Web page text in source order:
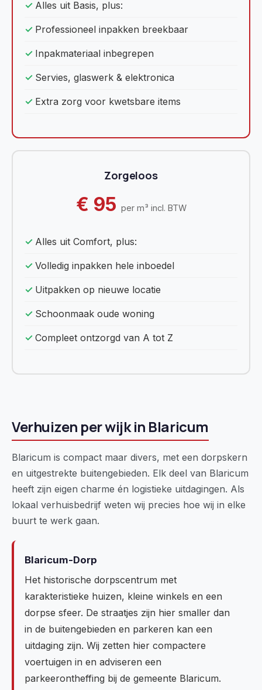
Alles uit Basis, plus:
Professioneel inpakken breekbaar
Inpakmateriaal inbegrepen
Servies, glaswerk & elektronica
Extra zorg voor kwetsbare items
Zorgeloos
€ 95 per m³ incl. BTW
Alles uit Comfort, plus:
Volledig inpakken hele inboedel
Uitpakken op nieuwe locatie
Schoonmaak oude woning
Compleet ontzorgd van A tot Z
Verhuizen per wijk in Blaricum
Blaricum is compact maar divers, met een dorpskern
en uitgestrekte buitengebieden. Elk deel van Blaricum
heeft zijn eigen charme én logistieke uitdagingen. Als
lokaal verhuisbedrijf weten wij precies hoe wij in elke
buurt te werk gaan.
Blaricum-Dorp
Het historische dorpscentrum met
karakteristieke huizen, kleine winkels en een
dorpse sfeer. De straatjes zijn hier smaller dan
in de buitengebieden en parkeren kan een
uitdaging zijn. Wij zetten hier compactere
voertuigen in en adviseren een
parkeerontheffing bij de gemeente Blaricum.